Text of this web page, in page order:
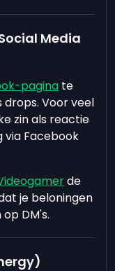
Media
pagina te
Voor veel
zin als reactie
via Facebook
de
je beloningen
DM's.